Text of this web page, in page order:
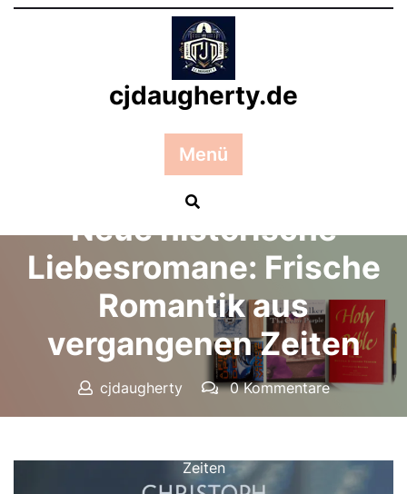
Zum
cjdaugherty.de
Menü
Neue historische
Liebesromane: Frische
Romantik aus
vergangenen Zeiten
cjdaugherty
0 Kommentare
Zeiten